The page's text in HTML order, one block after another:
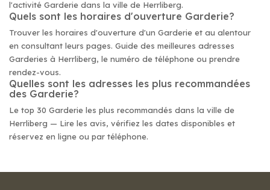
l'activité Garderie dans la ville de Herrliberg.
Quels sont les horaires d'ouverture Garderie?
Trouver les horaires d'ouverture d'un Garderie et au alentour
en consultant leurs pages. Guide des meilleures adresses
Garderies à Herrliberg, le numéro de téléphone ou prendre
rendez-vous.
Quelles sont les adresses les plus recommandées
des Garderie?
Le top 30 Garderie les plus recommandés dans la ville de
Herrliberg — Lire les avis, vérifiez les dates disponibles et
réservez en ligne ou par téléphone.